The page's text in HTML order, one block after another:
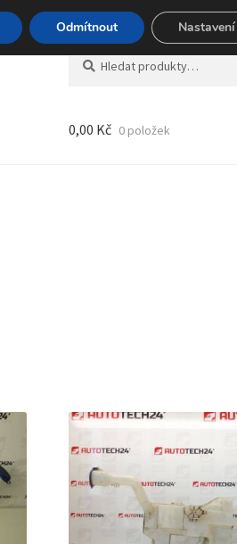
494
Hledat:
Hledat
0,00 Kč 0 položek
Odmítnout Nastavení